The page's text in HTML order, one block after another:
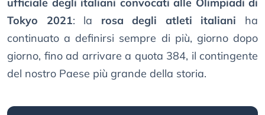
ufficiale degli italiani convocati alle Olimpiadi di
Tokyo 2021: la rosa degli atleti italiani ha
continuato a definirsi sempre di più, giorno dopo
giorno, fino ad arrivare a quota 384, il contingente
del nostro Paese più grande della storia.